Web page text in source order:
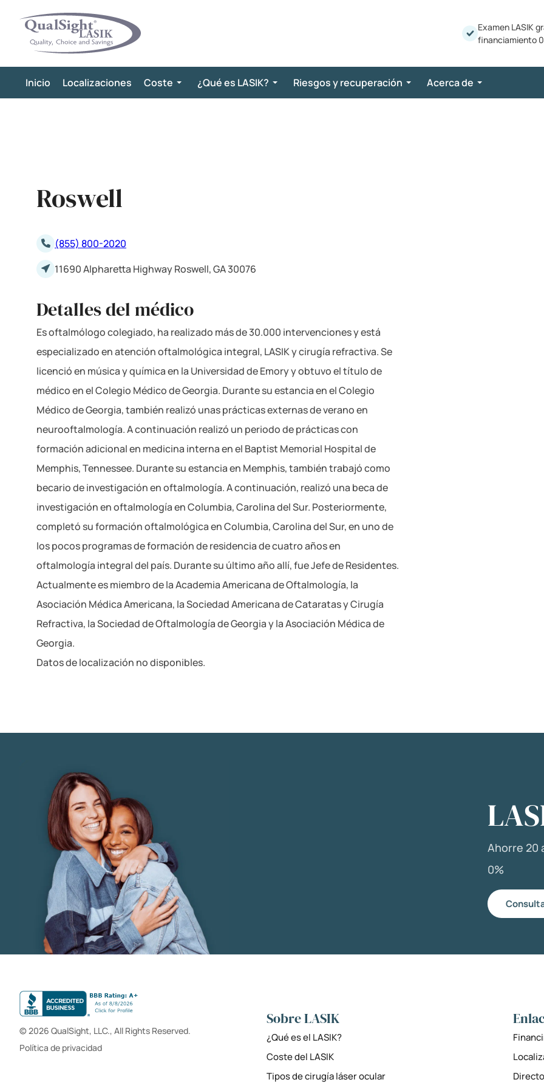
contenido
Examen LASIK
financiamiento
Inicio Localizaciones Coste ¿Qué es LASIK? Riesgos y recuperación Acerca de
Roswell
(855) 800-2020
11690 Alpharetta Highway Roswell, GA 30076
Detalles del médico
Es oftalmólogo colegiado, ha realizado más de 30.000 intervenciones y está
especializado en atención oftalmológica integral, LASIK y cirugía refractiva. Se
licenció en música y química en la Universidad de Emory y obtuvo el título de
médico en el Colegio Médico de Georgia. Durante su estancia en el Colegio
Médico de Georgia, también realizó unas prácticas externas de verano en
neurooftalmología. A continuación realizó un periodo de prácticas con
formación adicional en medicina interna en el Baptist Memorial Hospital de
Memphis, Tennessee. Durante su estancia en Memphis, también trabajó como
becario de investigación en oftalmología. A continuación, realizó una beca de
investigación en oftalmología en Columbia, Carolina del Sur. Posteriormente,
completó su formación oftalmológica en Columbia, Carolina del Sur, en uno de
los pocos programas de formación de residencia de cuatro años en
oftalmología integral del país. Durante su último año allí, fue Jefe de Residentes.
Actualmente es miembro de la Academia Americana de Oftalmología, la
Asociación Médica Americana, la Sociedad Americana de Cataratas y Cirugía
Refractiva, la Sociedad de Oftalmología de Georgia y la Asociación Médica de
Georgia.
Datos de localización no disponibles.
Ahorre 20
0%
© 2026 QualSight, LLC., All Rights Reserved.
Política de privacidad
Sobre LASIK
¿Qué es el LASIK?
Coste del LASIK
Tipos de cirugía láser ocular